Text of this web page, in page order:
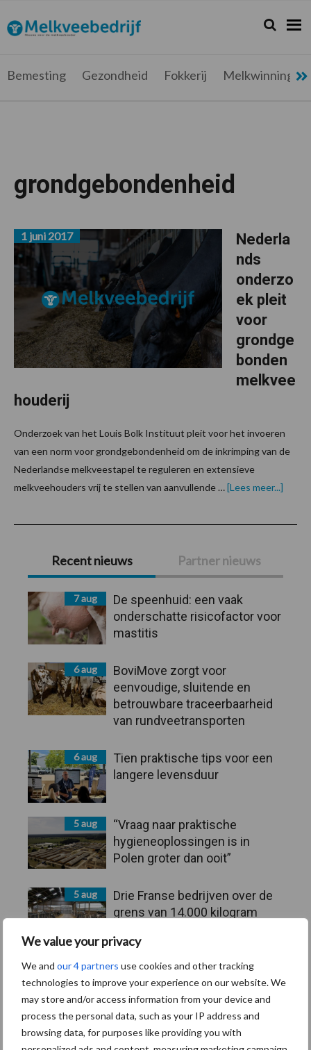
We value your privacy
We and our 4 partners use cookies and other tracking
technologies to improve your experience on our website. We
may store and/or access information from your device and
process the personal data, such as your IP address and
browsing data, for purposes like providing you with
de
hoofdnavigatie
de
hoofd
de
eerste
de
voettekst
Melkveebedrijf.be
Nieuws
melkveehouder
Zoeken...
Zoek
Bemesting Gezondheid Fokkerij Melkwinning
grondgebondenheid
Nederla
nds
onderzo
ek pleit
voor
grondge
bonden
melkvee
houderij
1 juni 2017
Onderzoek van het Louis Bolk Instituut pleit voor het invoeren
van een norm voor grondgebondenheid om de inkrimping van de
Nederlandse melkveestapel te reguleren en extensieve
melkveehouders vrij te stellen van aanvullende …[Lees meer...]
Primaire
Sidebar
Recent nieuws Partner nieuws
7 aug
De speenhuid: een vaak
onderschatte risicofactor voor
mastitis
6 aug
BoviMove zorgt voor
eenvoudige, sluitende en
betrouwbare traceerbaarheid
van rundveetransporten
6 aug
Tien praktische tips voor een
langere levensduur
5 aug
“Vraag naar praktische
hygieneoplossingen is in
Polen groter dan ooit”
5 aug
Drie Franse bedrijven over de
grens van 14.000 kilogram
Toon meer